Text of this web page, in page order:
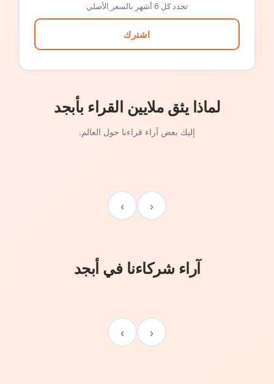
تجدد كل 6 أشهر بالسعر الأصلي
اشترك
لماذا يثق ملايين القراء بأبجد
إليك بعض آراء قراءنا حول العالم.
‹
›
آراء شركاءنا في أبجد
‹
›